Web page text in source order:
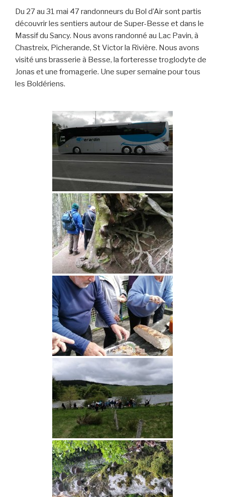
Du 27 au 31 mai 47 randonneurs du Bol d’Air sont partis
découvrir les sentiers autour de Super-Besse et dans le
Massif du Sancy. Nous avons randonné au Lac Pavin, à
Chastreix, Picherande, St Victor la Rivière. Nous avons
visité uns brasserie à Besse, la forteresse troglodyte de
Jonas et une fromagerie. Une super semaine pour tous
les Boldériens.